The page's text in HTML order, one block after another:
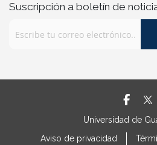
Suscripción a boletín de
Universidad de
Aviso de privacidad